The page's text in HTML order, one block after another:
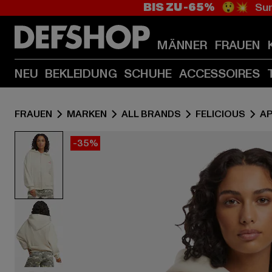
BIS ZU -65% 😲💥
MÄNNER FRAUEN
NEU BEKLEIDUNG SCHUHE ACCESSOIRES
FRAUEN MARKEN ALL BRANDS FELICIOUS
-35%